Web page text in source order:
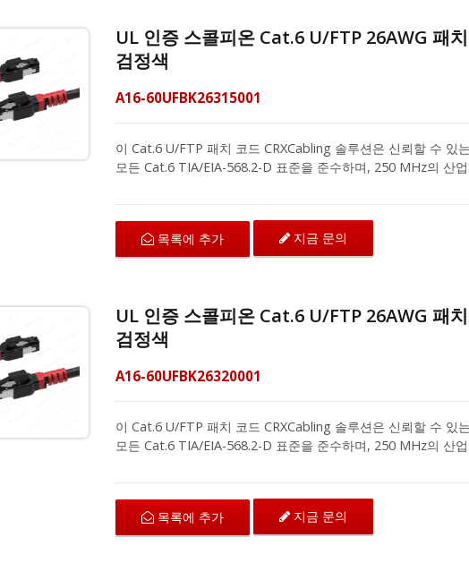
젝트에 대한 추가 정보를 얻기 위해 문의해 주십시오.
UL 인증 스콜피온 Cat.6 U/FTP 26AWG 패
검정색
A16-60UFBK26315001
이 Cat.6 U/FTP 패치 코드 CRXCabling 솔루션은 신뢰할 수 있
모든 Cat.6 TIA/EIA-568.2-D 표준을 준수하며, 250 MHz의 산
색상을 제공합니다. 고품질 100% 순동선으로 제작된 이 디자
다. 성형된 부츠는 설치 중 원치 않는 케이블 걸림을 방지합니다
크를 위해 대역폭 집약적인 음성, 데이터 또는 비디오 배포 애
니다. 케이블링 시리즈 솔루션 제공업체로서, 저희 Cat.6 비차
젝트에 대한 추가 정보를 얻기 위해 문의해 주십시오.
목록에 추가 지금 문의
UL 인증 스콜피온 Cat.6 U/FTP 26AWG 패
검정색
A16-60UFBK26320001
이 Cat.6 U/FTP 패치 코드 CRXCabling 솔루션은 신뢰할 수 있
모든 Cat.6 TIA/EIA-568.2-D 표준을 준수하며, 250 MHz의 산
색상을 제공합니다. 고품질 100% 순동선으로 제작된 이 디자
다. 성형된 부츠는 설치 중 원치 않는 케이블 걸림을 방지합니다
크를 위해 대역폭 집약적인 음성, 데이터 또는 비디오 배포 애
니다. 케이블링 시리즈 솔루션 제공업체로서, 저희 Cat.6 비차
목록에 추가 지금 문의